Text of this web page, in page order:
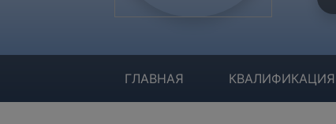
ГЛАВНАЯ КВАЛИФИКАЦИЯ